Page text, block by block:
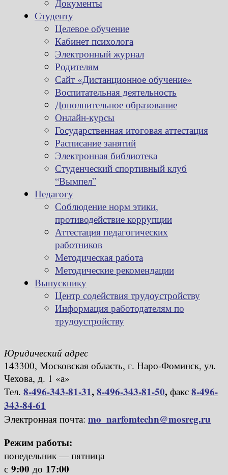
Документы
Студенту
Целевое обучение
Кабинет психолога
Электронный журнал
Родителям
Сайт «Дистанционное обучение»
Воспитательная деятельность
Дополнительное образование
Онлайн-курсы
Государственная итоговая аттестация
Расписание занятий
Электронная библиотека
Студенческий спортивный клуб
“Вымпел”
Педагогу
Соблюдение норм этики,
противодействие коррупции
Аттестация педагогических
работников
Методическая работа
Методические рекомендации
Выпускнику
Центр содействия трудоустройству
Информация работодателям по
трудоустройству
Юридический адрес
143300, Московская область, г. Наро-Фоминск, ул.
Чехова, д. 1 «а»
Тел. 8-496-343-81-31,8-496-343-81-50, факс 8-496-
343-84-61
Электронная почта: mo_narfomtechn@mosreg.ru
Режим работы:
понедельник — пятница
с 9:00 до 17:00